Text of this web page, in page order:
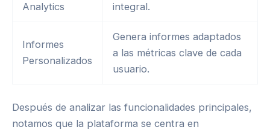
Analytics
integral.
Informes
Personalizados
Genera informes adaptados
a las métricas clave de cada
usuario.
Después de analizar las funcionalidades principales,
notamos que la plataforma se centra en